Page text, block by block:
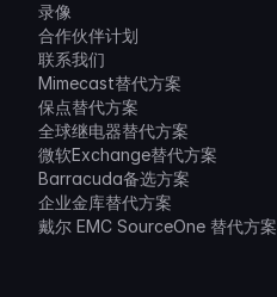
录像
合作伙伴计划
联系我们
Mimecast替代方案
保点替代方案
全球继电器替代方案
微软Exchange替代方案
Barracuda备选方案
企业金库替代方案
戴尔 EMC SourceOne 替代方案